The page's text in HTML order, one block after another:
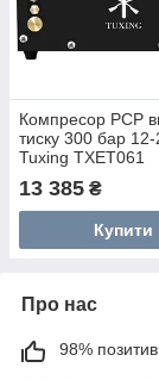
Компресор PCP
тиску 300 бар 12-
Tuxing TXET061
13 385 ₴
Купити
Про нас
98%